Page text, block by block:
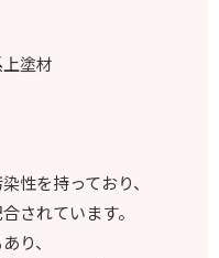
塗材
性を持っており、
されています。
り、